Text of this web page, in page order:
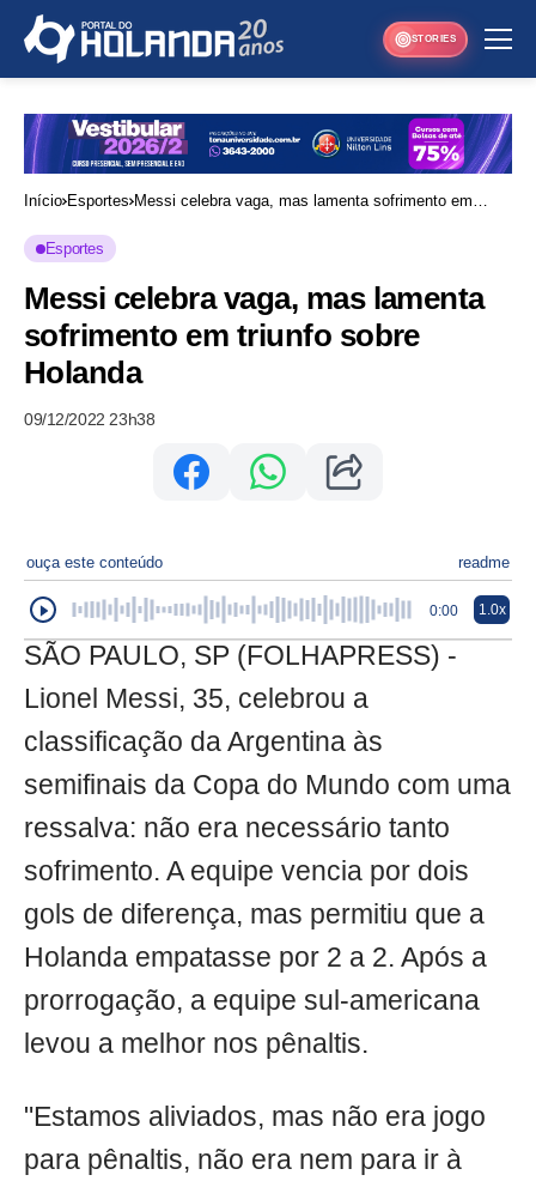
STORIES
Início Esportes Messi celebra vaga, mas lamenta sofrimento em
Esportes
Messi celebra vaga, mas lamenta
sofrimento em triunfo sobre
Holanda
09/12/2022 23h38
ouça este conteúdo readme
0:00 1.0x
SÃO PAULO, SP (FOLHAPRESS) -
Lionel Messi, 35, celebrou a
classificação da Argentina às
semifinais da Copa do Mundo com uma
ressalva: não era necessário tanto
sofrimento. A equipe vencia por dois
gols de diferença, mas permitiu que a
Holanda empatasse por 2 a 2. Após a
prorrogação, a equipe sul-americana
levou a melhor nos pênaltis.
"Estamos aliviados, mas não era jogo
para pênaltis, não era nem para ir à